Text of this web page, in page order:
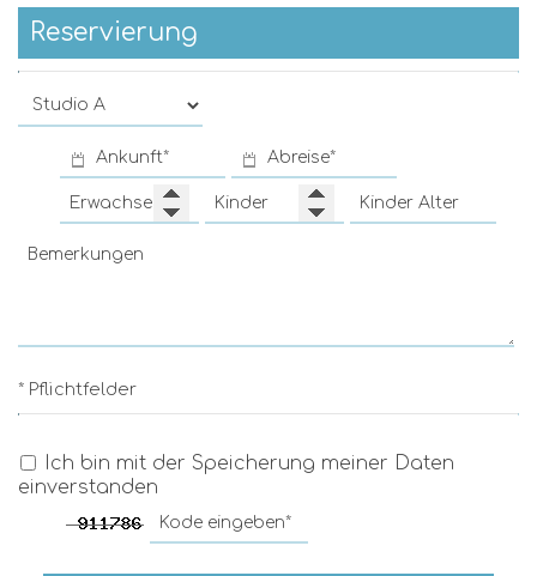
Reservierung
* Pflichtfelder
Ich bin mit der Speicherung meiner Daten
einverstanden